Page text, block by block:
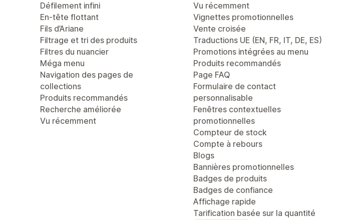
Défilement infini
En-tête flottant
Fils d’Ariane
Filtrage et tri des produits
Filtres du nuancier
Méga menu
Navigation des pages de
collections
Produits recommandés
Recherche améliorée
Vu récemment
Vu récemment
Vignettes promotionnelles
Vente croisée
Traductions UE (EN, FR, IT, DE, ES)
Promotions intégrées au menu
Produits recommandés
Page FAQ
Formulaire de contact
personnalisable
Fenêtres contextuelles
promotionnelles
Compteur de stock
Compte à rebours
Blogs
Bannières promotionnelles
Badges de produits
Badges de confiance
Affichage rapide
Tarification basée sur la quantité